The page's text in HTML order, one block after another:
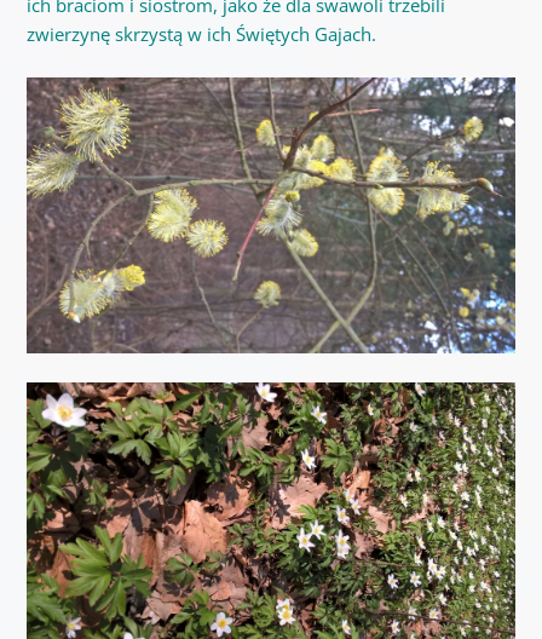
ich braciom i siostrom, jako że dla swawoli trzebili
zwierzynę skrzystą w ich Świętych Gajach.